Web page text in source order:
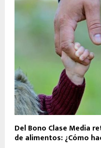
Del Bono Clase Media
de alimentos: ¿Cómo